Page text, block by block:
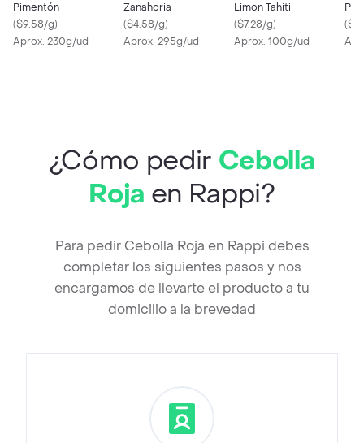
Pimentón
($9.58/g)
Aprox. 230g/ud
Zanahoria
($4.58/g)
Aprox. 295g/ud
Limon Tahiti
($7.28/g)
Aprox. 100g/ud
(
¿Cómo pedir Cebolla
Roja en Rappi?
Para pedir Cebolla Roja en Rappi debes
completar los siguientes pasos y nos
encargamos de llevarte el producto a tu
domicilio a la brevedad